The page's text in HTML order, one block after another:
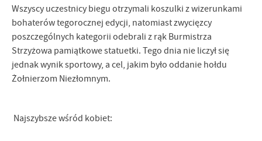
Wszyscy uczestnicy biegu otrzymali koszulki z wizerunkami
bohaterów tegorocznej edycji, natomiast zwycięzcy
poszczególnych kategorii odebrali z rąk Burmistrza
Strzyżowa pamiątkowe statuetki. Tego dnia nie liczył się
jednak wynik sportowy, a cel, jakim było oddanie hołdu
Żołnierzom Niezłomnym.
Najszybsze wśród kobiet: